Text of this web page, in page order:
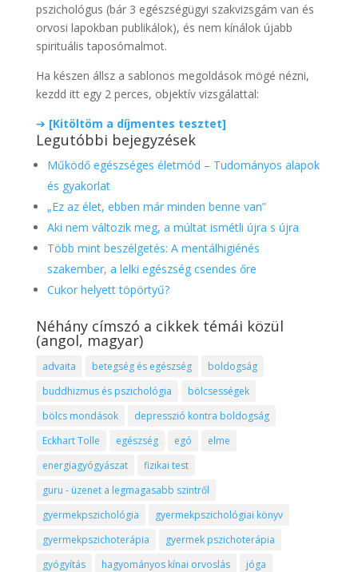
pszichológus (bár 3 egészségügyi szakvizsgám van és
orvosi lapokban publikálok), és nem kínálok újabb
spirituális taposómalmot.
Ha készen állsz a sablonos megoldások mögé nézni,
kezdd itt egy 2 perces, objektív vizsgálattal:
➔ [Kitöltöm a díjmentes tesztet]
Legutóbbi bejegyzések
Működő egészséges életmód – Tudományos alapok
és gyakorlat
„Ez az élet, ebben már minden benne van”
Aki nem változik meg, a múltat ismétli újra s újra
Több mint beszélgetés: A mentálhigiénés
szakember, a lelki egészség csendes őre
Cukor helyett töpörtyű?
Néhány címszó a cikkek témái közül
(angol, magyar)
advaita betegség és egészség
boldogság
buddhizmus és pszichológia
bölcsességek
bölcs mondások
depresszió kontra boldogság
Eckhart Tolle
egészség egó
elme
energiagyógyászat
fizikai test
guru - üzenet a legmagasabb szintről
gyermekpszichológia
gyermekpszichológiai könyv
gyermekpszichoterápia
gyermek pszichoterápia
gyógyítás
hagyományos kínai orvoslás
jóga